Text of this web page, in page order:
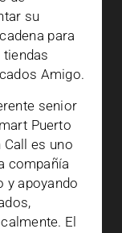
su
para
Amigo.
senior
Puerto
Call es uno
compañía
y apoyando
El